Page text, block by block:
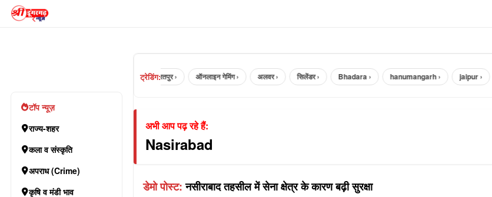
टॉप न्यूज़
राज्य-शहर
कला व संस्कृति
अपराध (Crime)
कृषि व मंडी भाव
ट्रेडिंग:भरतपुर › ऑनलाइन गेमिंग › अलवर › सिलेंडर › Bhadara › hanumangarh › jaipur ›
अभी आप पढ़ रहे हैं:
Nasirabad
डेमो पोस्ट: नसीराबाद तहसील में सेना क्षेत्र के कारण बढ़ी सुरक्षा